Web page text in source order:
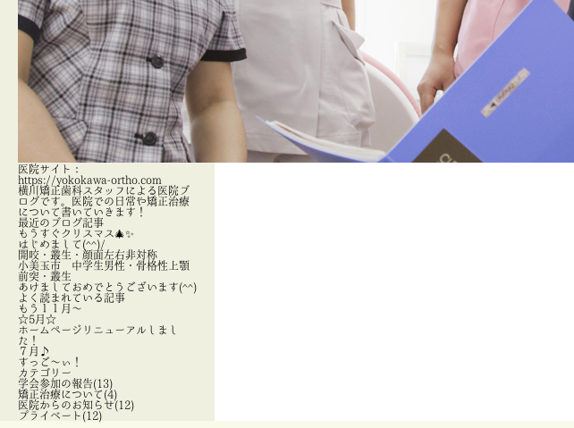
医院サイト：
https://yokokawa-ortho.com
横川矯正歯科スタッフによる医院ブ
ログです。医院での日常や矯正治療
について書いていきます！
最近のブログ記事
もうすぐクリスマス🎄✨
はじめまして(^^)/
開咬・叢生・顔面左右非対称
小美玉市 中学生男性・骨格性上顎
前突・叢生
あけましておめでとうございます(^^)
よく読まれている記事
もう１１月～
☆5月☆
ホームページリニューアルしまし
た！
７月♪
すっご～ぃ！
カテゴリー
学会参加の報告(13)
矯正治療について(4)
医院からのお知らせ(12)
プライベート(12)